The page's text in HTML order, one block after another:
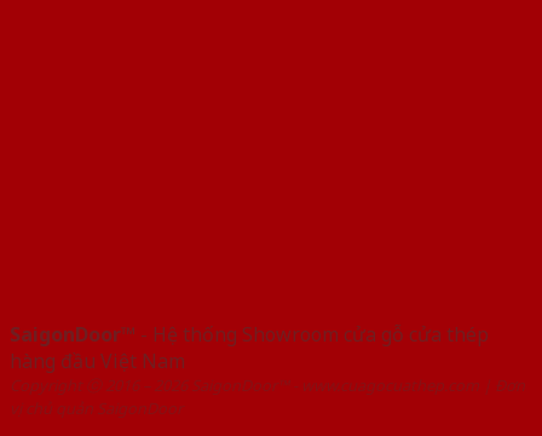
SaigonDoor™ - Hệ thống Showroom cửa gỗ cửa thép
hàng đầu Việt Nam
Copyright ⓒ 2016 – 2026 SaigonDoor™ - www.cuagocuathep.com | Đơn
vị chủ quản SaigonDoor